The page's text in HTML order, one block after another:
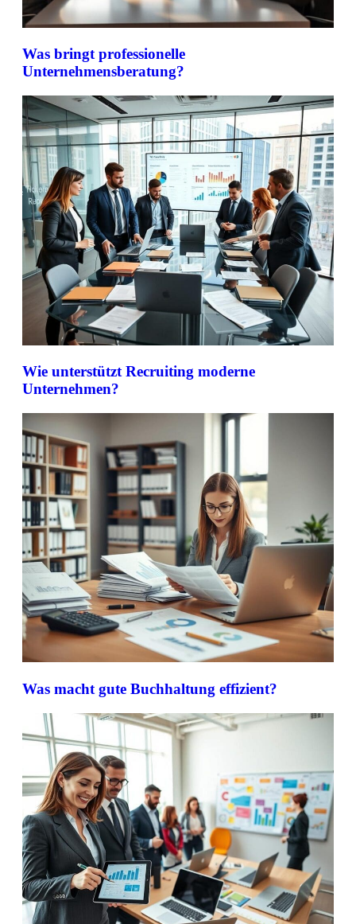
Was bringt professionelle
Unternehmensberatung?
Wie unterstützt Recruiting moderne
Unternehmen?
Was macht gute Buchhaltung effizient?